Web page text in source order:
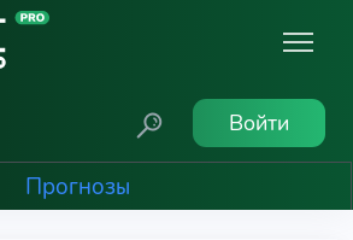
Войти
Прогнозы